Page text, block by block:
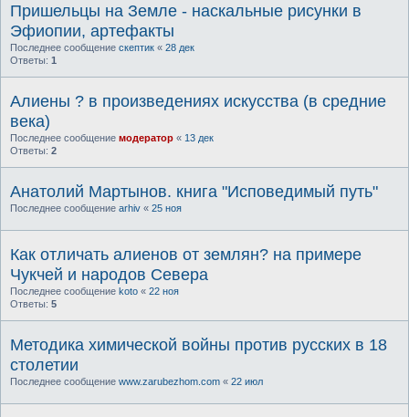
Пришельцы на Земле - наскальные рисунки в
Эфиопии, артефакты
Последнее сообщение скептик « 28 дек
Ответы: 1
Алиены ? в произведениях искусства (в средние
века)
Последнее сообщение модератор « 13 дек
Ответы: 2
Анатолий Мартынов. книга "Исповедимый путь"
Последнее сообщение arhiv « 25 ноя
Как отличать алиенов от землян? на примере
Чукчей и народов Севера
Последнее сообщение koto « 22 ноя
Ответы: 5
Методика химической войны против русских в 18
столетии
Последнее сообщение www.zarubezhom.com « 22 июл